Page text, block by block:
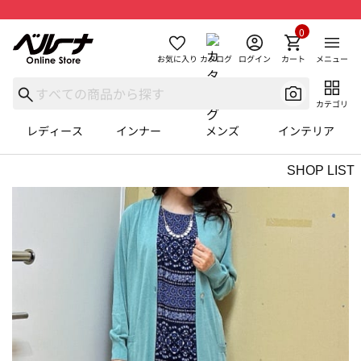
お気に入り カタログ ログイン カート
0
メニュー
カテゴリ
レディース インナー メンズ インテリア
SHOP LIST